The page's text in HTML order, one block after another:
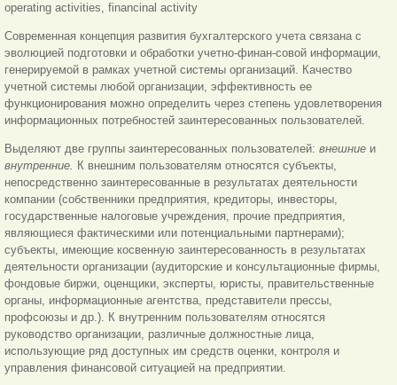
operating activities, financinal activity
Современная концепция развития бухгалтерского учета связана с
эволюцией подготовки и обработки учетно-финан-совой информации,
генерируемой в рамках учетной системы организаций. Качество
учетной системы любой организации, эффективность ее
функционирования можно определить через степень удовлетворения
информационных потребностей заинтересованных пользователей.
Выделяют две группы заинтересованных пользователей: внешние и
внутренние. К внешним пользователям относятся субъекты,
непосредственно заинтересованные в результатах деятельности
компании (собственники предприятия, кредиторы, инвесторы,
государственные налоговые учреждения, прочие предприятия,
являющиеся фактическими или потенциальными партнерами);
субъекты, имеющие косвенную заинтересованность в результатах
деятельности организации (аудиторские и консультационные фирмы,
фондовые биржи, оценщики, эксперты, юристы, правительственные
органы, информационные агентства, представители прессы,
профсоюзы и др.). К внутренним пользователям относятся
руководство организации, различные должностные лица,
использующие ряд доступных им средств оценки, контроля и
управления финансовой ситуацией на предприятии.